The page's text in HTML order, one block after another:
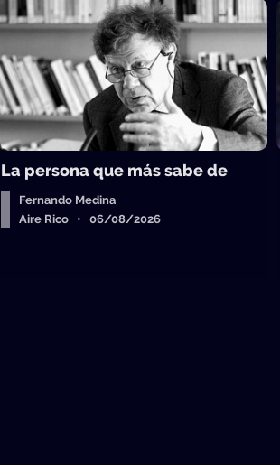
La persona que más sabe de
Fernando Medina
Aire Rico • 06/08/2026